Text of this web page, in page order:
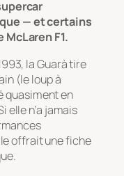
— et certains
F1.
la Guarà tire
(le loup à
quasiment en
elle n’a jamais
offrait une fiche